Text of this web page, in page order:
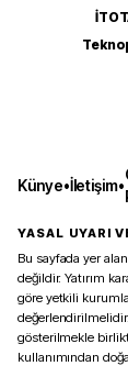
Künye•İletişim•
YASAL UYARI
Bu sayfada yer
değildir. Yatırım
göre yetkili
gösterilmekle
kullanımından